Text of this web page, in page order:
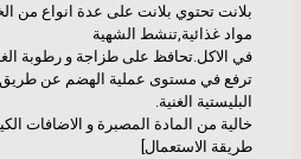
بلانت تحتوي بلانت على عدة انواع من
مواد غذائية,تنشط الشهية
في الاكل.تحافظ على طزاجة و رطوبة
ترفع في مستوى عملية الهضم عن طريق
البليستية الغنية.
خالية من المادة المصبرة و الاضافات
طريقة الاستعمال]